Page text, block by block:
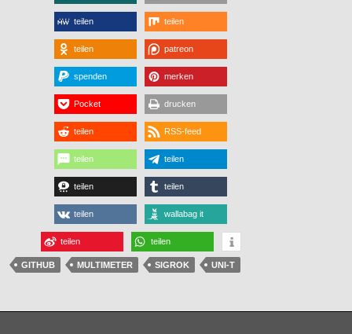
teilen teilen
teilen patreon
spenden merken
Pocket drucken
teilen RSS-feed
teilen teilen
teilen teilen
teilen wallabag it
teilen teilen
GITHUB MULTIMETER SIGROK UNI-T